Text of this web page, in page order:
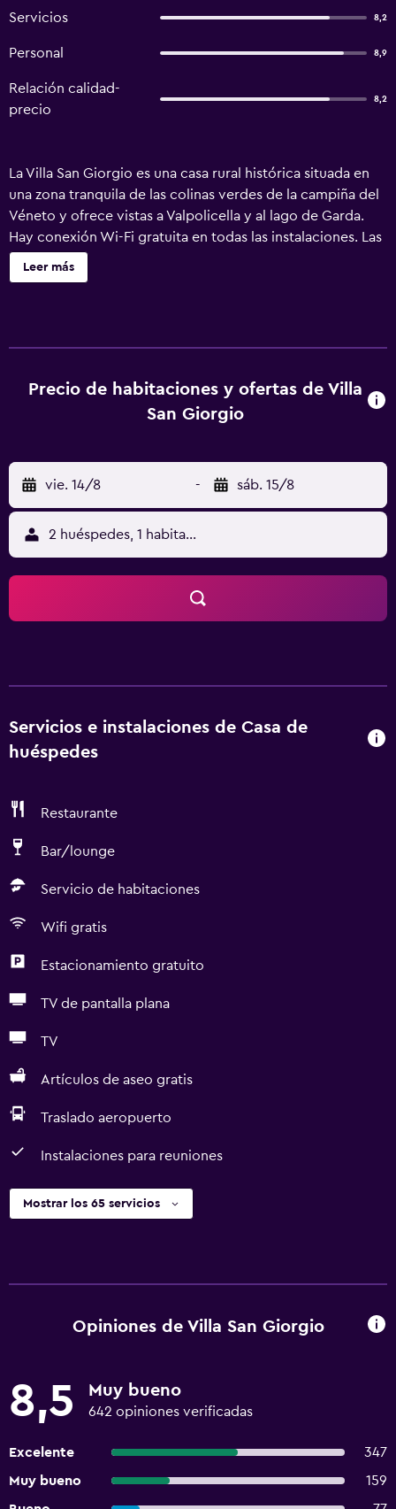
Servicios 8,2
Personal 8,9
Relación calidad-
precio
8,2
La Villa San Giorgio es una casa rural histórica situada en
una zona tranquila de las colinas verdes de la campiña del
Véneto y ofrece vistas a Valpolicella y al lago de Garda.
Hay conexión Wi-Fi gratuita en todas las instalaciones. Las
habitaciones son sencillas y disponen de aire
acondicionado, minibar, TV de pantalla plana, caja fuerte y
Sant'Ambrogio di Valpolicella. Está a 4 km de la estación
de tren más cercana, en Domegliara. El aeropuerto de
Leer más
Precio de habitaciones y ofertas de Villa
San Giorgio
vie. 14/8 - sáb. 15/8
2 huéspedes, 1 habitación
Servicios e instalaciones de Casa de
huéspedes
Restaurante
Bar/lounge
Servicio de habitaciones
Wifi gratis
Estacionamiento gratuito
TV de pantalla plana
TV
Artículos de aseo gratis
Traslado aeropuerto
Instalaciones para reuniones
Mostrar los 65 servicios
Opiniones de Villa San Giorgio
8,5 Muy bueno
642 opiniones verificadas
Excelente
347
Muy bueno
159